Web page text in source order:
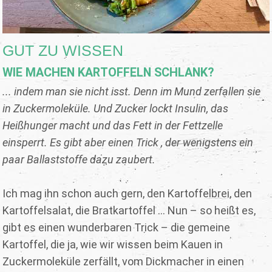
GUT ZU WISSEN
WIE MACHEN KARTOFFELN SCHLANK?
... indem man sie nicht isst. Denn im Mund zerfallen sie
in Zuckermoleküle. Und Zucker lockt Insulin, das
Heißhunger macht und das Fett in der Fettzelle
einsperrt. Es gibt aber einen Trick , der wenigstens ein
paar Ballaststoffe dazu zaubert.
Ich mag ihn schon auch gern, den Kartoffelbrei, den
Kartoffelsalat, die Bratkartoffel ... Nun – so heißt es,
gibt es einen wunderbaren Trick – die gemeine
Kartoffel, die ja, wie wir wissen beim Kauen in
Zuckermoleküle zerfällt, vom Dickmacher in einen